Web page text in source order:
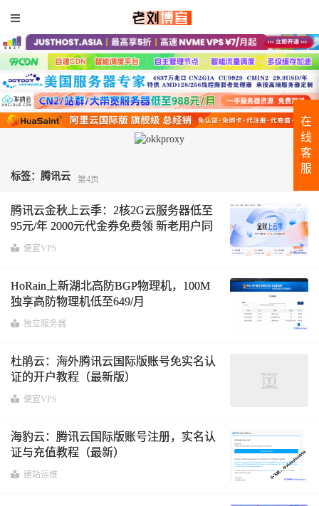
标签：腾讯云 第4页
腾讯云金秋上云季：2核2G云服务器低至
95元/年 2000元代金券免费领 新老用户同
享2.2折起，更有买服务器免费送3个月
便宜VPS
HoRain上新湖北高防BGP物理机，100M
独享高防物理机低至649/月
独立服务器
杜鹃云：海外腾讯云国际版账号免实名认
证的开户教程（最新版）
便宜VPS
海豹云：腾讯云国际版账号注册，实名认
证与充值教程（最新）
建站运维
在
线
客
服